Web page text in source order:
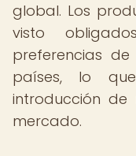
global. Los
visto
preferencias
países, lo
introducción de
mercado.